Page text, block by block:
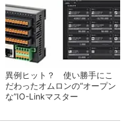
異例ヒット？ 使い勝手にこ
だわったオムロンの“オープン
な”IO-Linkマスター